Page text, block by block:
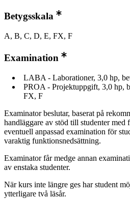
Betygsskala
A, B, C, D, E, FX, F
Examination
LABA - Laborationer, 3,0 hp,
PROA - Projektuppgift, 3,0 hp,
FX, F
Examinator beslutar, baserat på
handläggare av stöd till studenter med
eventuell anpassad examination för
varaktig funktionsnedsättning.
Examinator får medge annan
av enstaka studenter.
När kurs inte längre ges har student
ytterligare två läsår.